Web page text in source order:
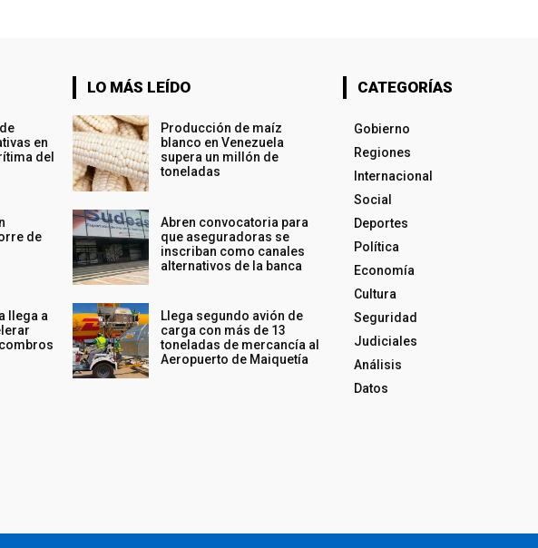
en
del
de
llega a
LO MÁS LEÍDO
Producción de maíz
blanco en Venezuela
supera un millón de
toneladas
Abren convocatoria para
que aseguradoras se
inscriban como canales
alternativos de la banca
Llega segundo avión de
carga con más de 13
toneladas de mercancía al
Aeropuerto de Maiquetía
CATEGORÍAS
Gobierno
Regiones
Internacional
Social
Deportes
Política
Economía
Cultura
Seguridad
Judiciales
Análisis
Datos